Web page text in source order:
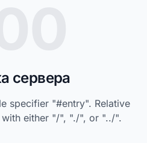
сервера
specifier "#entry". Relative
with either "/", "./", or "../".